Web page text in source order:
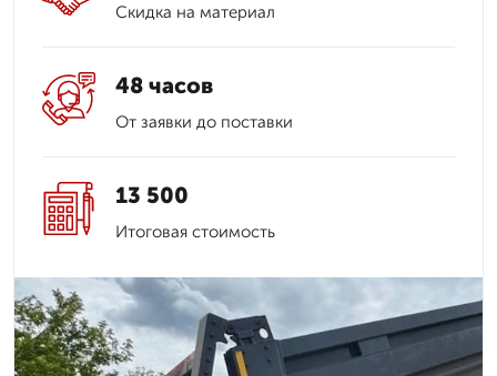
Скидка на материал
48 часов
От заявки до поставки
13 500
Итоговая стоимость